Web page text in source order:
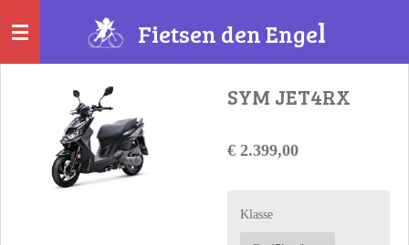
direct
naar
hoofdinhoud
Fietsen den Engel
SYM JET4RX
€ 2.399,00
Klasse